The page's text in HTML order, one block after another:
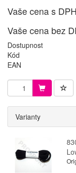
Vaše cena s DPH
Vaše cena bez
Dostupnost
Kód
EAN
Varianty